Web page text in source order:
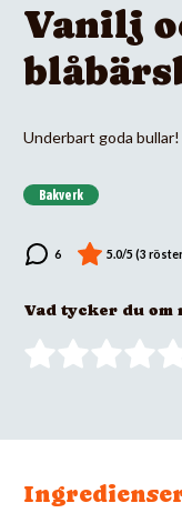
Vanilj
Underbart goda bullar!
Bakverk
Vad tycker du om